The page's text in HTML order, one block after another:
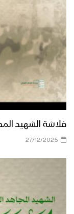
فلاشة الشهيد
27/12/2025